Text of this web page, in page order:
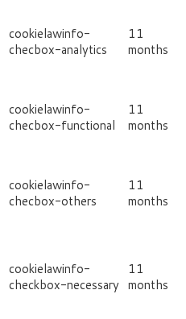
cookielawinfo-
checbox-analytics
11
months
cookielawinfo-
checbox-functional
11
months
cookielawinfo-
checbox-others
11
months
cookielawinfo-
checkbox-necessary
11
months